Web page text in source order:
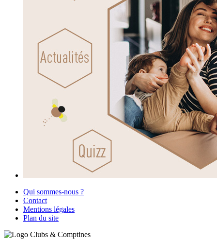
Qui sommes-nous ?
Contact
Mentions légales
Plan du site